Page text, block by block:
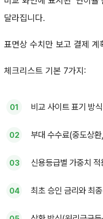
달라집니다.
표면상 수치만 보고 결제 계
체크리스트 기본 7가지:
비교 사이트 표기 방
부대 수수료(중도상
신용등급별 가중치
최초 승인 금리와 최